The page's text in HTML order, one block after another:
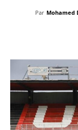
Par Mohamed